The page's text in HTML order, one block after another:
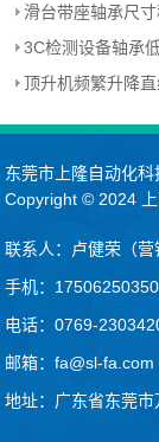
滑台带座轴承尺寸
3C检测设备轴承
顶升机频繁升降直
东莞市上隆自动化科
Copyright © 2024
联系人：卢健荣（营
手机：17506250350
电话：0769-
邮箱：fa@sl-fa.com
地址：广东省东莞